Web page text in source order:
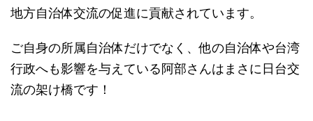
地方自治体交流の促進に貢献されています。
ご自身の所属自治体だけでなく、他の自治体や台湾
行政へも影響を与えている阿部さんはまさに日台交
流の架け橋です！